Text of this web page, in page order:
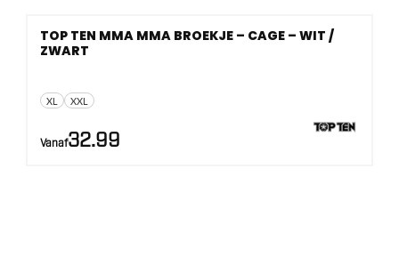
XL XXL
TOP TEN MMA MMA BROEKJE – CAGE – WIT /
ZWART
Vanaf32.99